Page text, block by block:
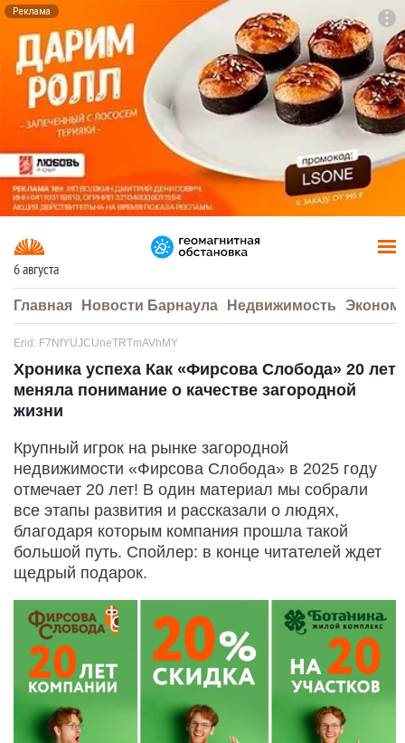
Реклама
6 августа
Главная Новости Барнаула Недвижимость
Erid: F7NfYUJCUneTRTmAVhMY
Хроника успеха Как «Фирсова Слобода» 20 лет
меняла понимание о качестве загородной
жизни
Крупный игрок на рынке загородной
недвижимости «Фирсова Слобода» в 2025 году
отмечает 20 лет! В один материал мы собрали
все этапы развития и рассказали о людях,
благодаря которым компания прошла такой
большой путь. Спойлер: в конце читателей ждет
щедрый подарок.